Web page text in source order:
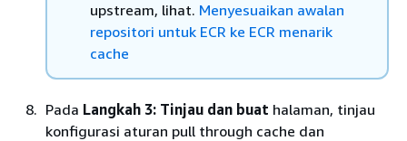
upstream, lihat. Menyesuaikan awalan
repositori untuk ECR ke ECR menarik
cache
Pada Langkah 3: Tinjau dan buat halaman, tinjau
konfigurasi aturan pull through cache dan